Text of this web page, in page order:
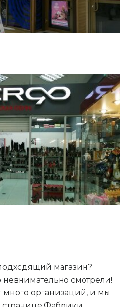
магазин?
смотрели!
много организаций, и мы